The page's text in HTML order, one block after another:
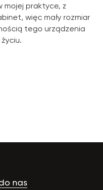
mojej praktyce, z
więc mały rozmiar
tego urządzenia
nas